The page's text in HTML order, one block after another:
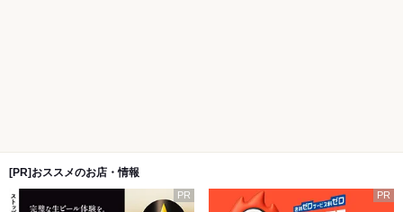
[PR]おススメのお店・情報
PR PR